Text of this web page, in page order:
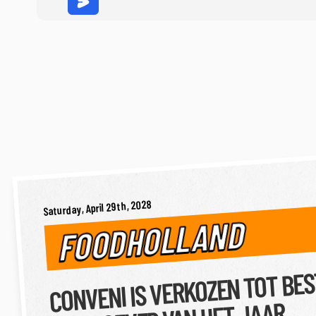
Saturday, April 29th, 2028
FOODHOLLAND
CONVENI IS VERKOZEN TOT